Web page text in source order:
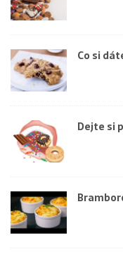
Co si
Dejte si